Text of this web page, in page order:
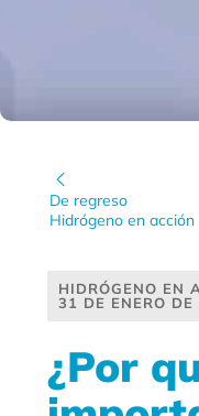
De regreso
Hidrógeno en acción
HIDRÓGENO EN
31 DE ENERO DE
¿Por